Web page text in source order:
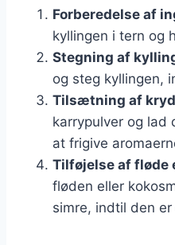
Forberedelse af
kyllingen i tern og
Stegning af
og steg kyllingen,
Tilsætning af
karrypulver og lad
at frigive
Tilføjelse af fløde
fløden eller
simre, indtil den